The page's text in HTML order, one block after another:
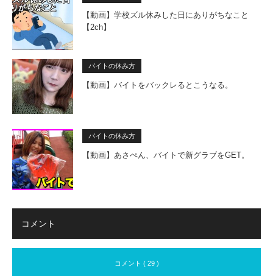
【動画】学校ズル休みした日にありがちなこと
【2ch】
バイトの休み方
【動画】バイトをバックレるとこうなる。
バイトの休み方
【動画】あさぺん、バイトで新グラブをGET。
コメント
コメント ( 29 )